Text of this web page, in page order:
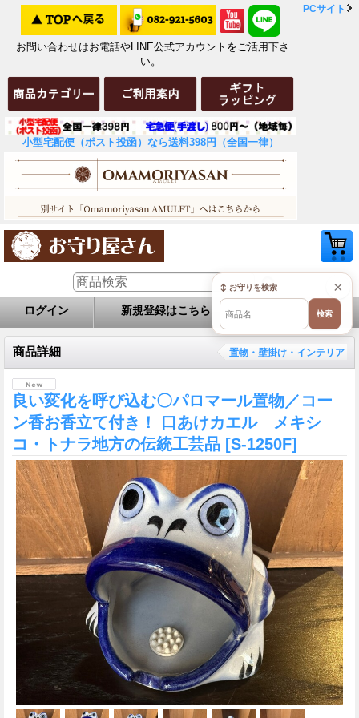
お問い合わせはお電話やLINE公式アカウントをご活用下さ
い。
小型宅配便（ポスト投函）なら送料398円（全国一律）
PCサイト
ログイン 新規登録はこちら お問い合せ
商品詳細 置物・壁掛け・インテリア
良い変化を呼び込む〇パロマール置物／コー
ン香お香立て付き！ 口あけカエル メキシ
コ・トナラ地方の伝統工芸品 [S-1250F]
×
↕ お守りを検索
検索